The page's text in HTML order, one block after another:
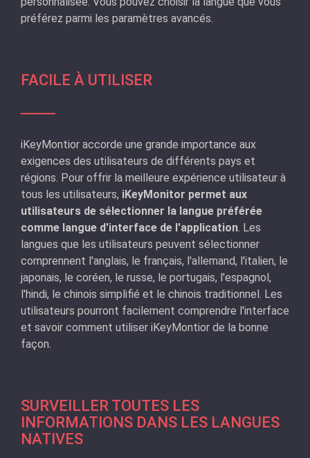
préférez parmi les paramètres avancés.
FACILE À UTILISER
iKeyMontior accorde une grande importance aux
exigences des utilisateurs de différents pays et
régions. Pour offrir la meilleure expérience utilisateur à
tous les utilisateurs, iKeyMonitor permet aux
utilisateurs de sélectionner la langue préférée
comme langue d'interface de l'application . Les
langues que les utilisateurs peuvent sélectionner
comprennent l'anglais, le français, l'allemand, l'italien, le
japonais, le coréen, le russe, le portugais, l'espagnol,
l'hindi, le chinois simplifié et le chinois traditionnel. Les
utilisateurs pourront facilement comprendre l'interface
et savoir comment utiliser iKeyMontior de la bonne
façon.
SURVEILLER TOUTES LES
INFORMATIONS DANS LES LANGUES
NATIVES